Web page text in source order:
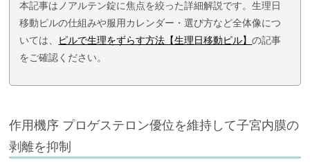
本記事はノアルテン錠に焦点を絞った詳細解説です。生理日
移動ピルの仕組みや服用カレンダー・選び方など全体像につ
いては、 ピルで生理をずらす方法【生理日移動ピル】の記事
をご確認ください。
作用機序 プロゲステロン優位を維持して子宮内膜の
剥離を抑制